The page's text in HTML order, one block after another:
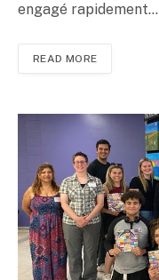
engagé rapidement…
READ MORE